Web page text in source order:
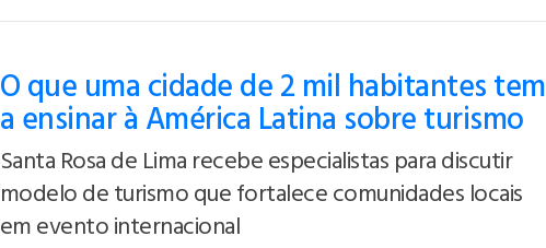
O que uma cidade de 2 mil habitantes tem
a ensinar à América Latina sobre turismo
Santa Rosa de Lima recebe especialistas para discutir
modelo de turismo que fortalece comunidades locais
em evento internacional